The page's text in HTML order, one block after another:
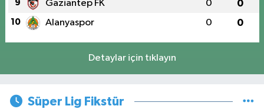
9 Gaziantep FK 0 0
10 Alanyaspor 0 0
Detaylar için tıklayın
Süper Lig Fikstür